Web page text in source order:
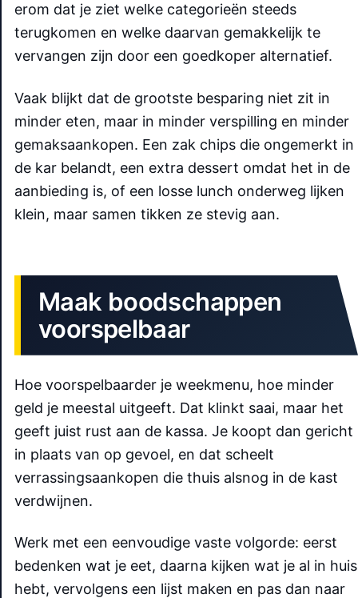
erom dat je ziet welke categorieën steeds
terugkomen en welke daarvan gemakkelijk te
vervangen zijn door een goedkoper alternatief.
Vaak blijkt dat de grootste besparing niet zit in
minder eten, maar in minder verspilling en minder
gemaksaankopen. Een zak chips die ongemerkt in
de kar belandt, een extra dessert omdat het in de
aanbieding is, of een losse lunch onderweg lijken
klein, maar samen tikken ze stevig aan.
Maak boodschappen
voorspelbaar
Hoe voorspelbaarder je weekmenu, hoe minder
geld je meestal uitgeeft. Dat klinkt saai, maar het
geeft juist rust aan de kassa. Je koopt dan gericht
in plaats van op gevoel, en dat scheelt
verrassingsaankopen die thuis alsnog in de kast
verdwijnen.
Werk met een eenvoudige vaste volgorde: eerst
bedenken wat je eet, daarna kijken wat je al in huis
hebt, vervolgens een lijst maken en pas dan naar